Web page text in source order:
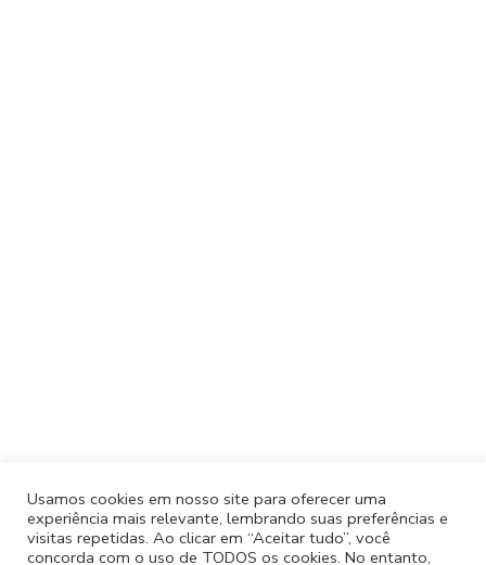
Usamos cookies em nosso site para oferecer uma
experiência mais relevante, lembrando suas preferências e
visitas repetidas. Ao clicar em “Aceitar tudo”, você
concorda com o uso de TODOS os cookies. No entanto,